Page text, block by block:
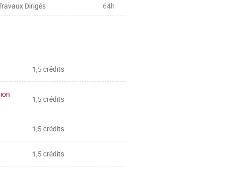
Dirigés 64h
1,5 crédits
1,5 crédits
1,5 crédits
1,5 crédits